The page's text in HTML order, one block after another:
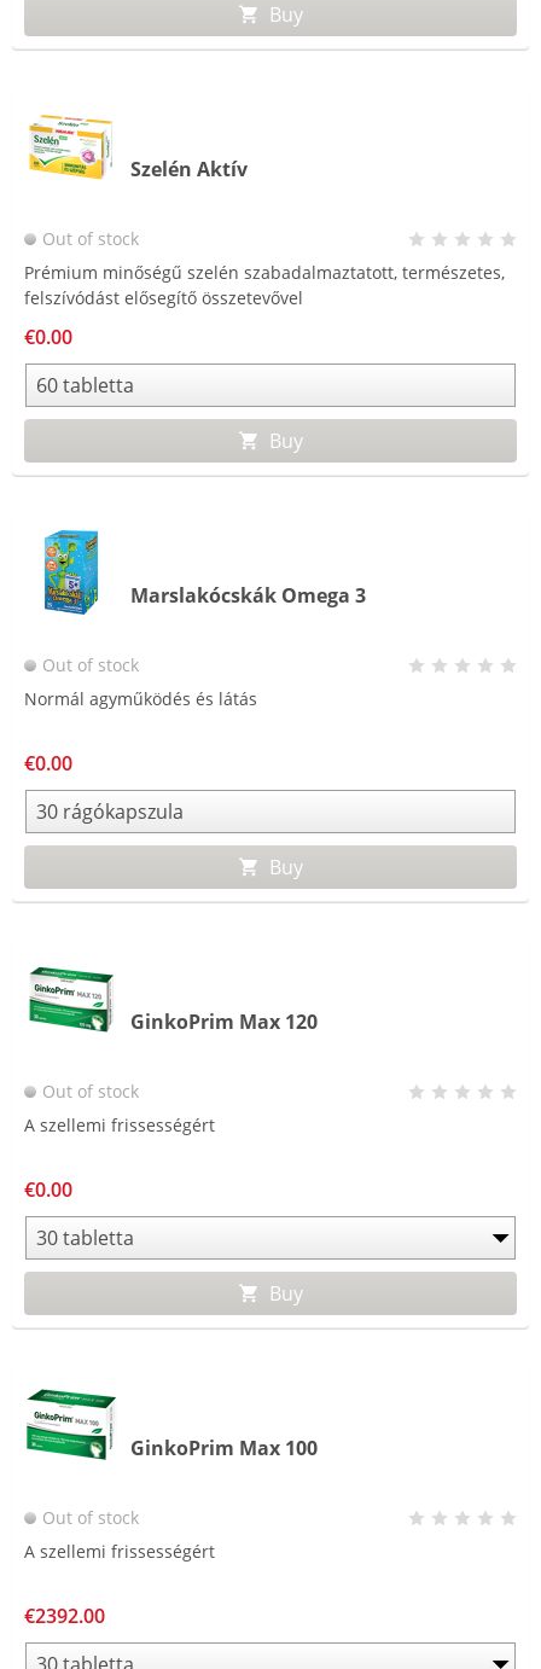
Buy
Szelén Aktív
Out of stock
Prémium minőségű szelén szabadalmaztatott, természetes,
felszívódást elősegítő összetevővel
€0.00
Buy
Marslakócskák Omega 3
Out of stock
Normál agyműködés és látás
€0.00
Buy
GinkoPrim Max 120
Out of stock
A szellemi frissességért
€0.00
Buy
GinkoPrim Max 100
Out of stock
A szellemi frissességért
€2392.00